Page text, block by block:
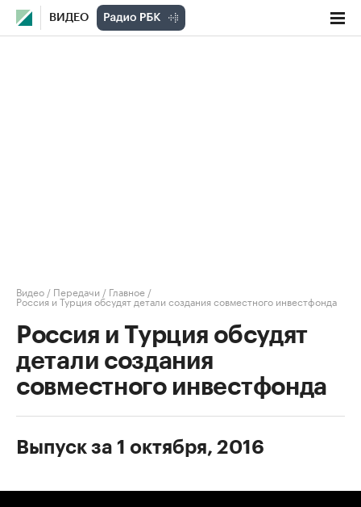
ВИДЕО
Видео / Передачи / Главное /
Россия и Турция обсудят детали создания совместного инвестфонда
Россия и Турция обсудят
детали создания
совместного инвестфонда
Выпуск за 1 октября, 2016